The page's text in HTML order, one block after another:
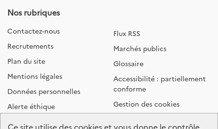
Ce site utilise des cookies et vous donne le contrôle
Nos rubriques
Contactez-nous
Recrutements
Plan du site
Mentions légales
Données personnelles
Alerte éthique
Flux RSS
Marchés publics
Glossaire
Accessibilité : partiellement
conforme
Gestion des cookies